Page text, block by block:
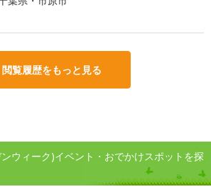
閲覧履歴をもっと見る
ウィーク)イベント・おでかけスポットを探